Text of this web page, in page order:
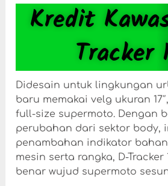
Kredit
Tracker
Didesain untuk lingkungan
baru memakai velg ukuran
full-size supermoto. Dengan
perubahan dari sektor body,
penambahan indikator
mesin serta rangka, D-
benar wujud supermoto